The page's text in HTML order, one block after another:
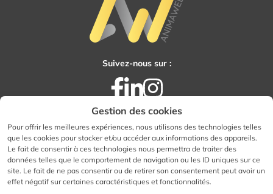
Gestion des cookies
Pour offrir les meilleures expériences, nous utilisons des technologies telles
que les cookies pour stocker et/ou accéder aux informations des appareils.
Le fait de consentir à ces technologies nous permettra de traiter des
données telles que le comportement de navigation ou les ID uniques sur ce
site. Le fait de ne pas consentir ou de retirer son consentement peut avoir un
effet négatif sur certaines caractéristiques et fonctionnalités.
Suivez-nous sur :
Facebook
LinkedInInstagram
Tous droits réservés - Animaweb
Accessibilité : totalement conforme
Mentions légales